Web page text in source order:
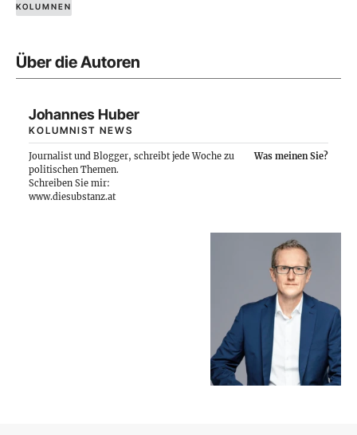
KOLUMNEN
Über die Autoren
Johannes Huber
KOLUMNIST NEWS
Journalist und Blogger, schreibt jede Woche zu
politischen Themen.
Was meinen Sie?
Schreiben Sie mir:
www.diesubstanz.at